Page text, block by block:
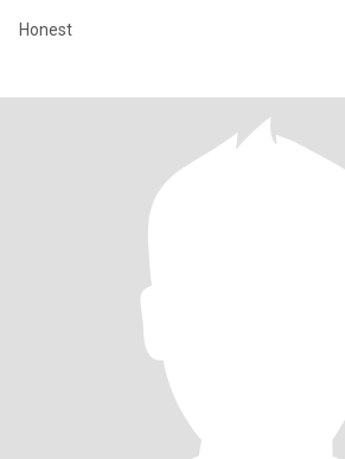
Honest